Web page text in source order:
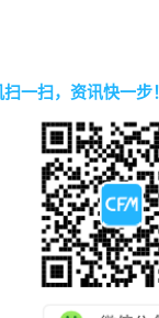
一扫，资讯快一步！